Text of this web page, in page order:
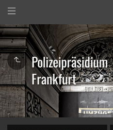
Polizeipräsidium
Frankfurt
27.11.22